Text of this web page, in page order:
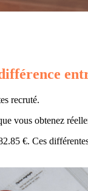
recruté.
vous obtenez
€. Ces